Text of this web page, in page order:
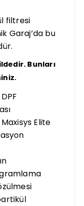
filtresi
Garaj’da bu
Bunları
Elite